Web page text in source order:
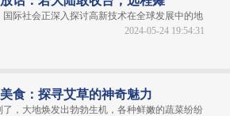
国际社会正深入探讨高新技术在全球发展中的地
2024-05-24 19:54:31
食：探寻艾草的神奇魅力
了，大地焕发出勃勃生机，各种鲜嫩的蔬菜纷纷